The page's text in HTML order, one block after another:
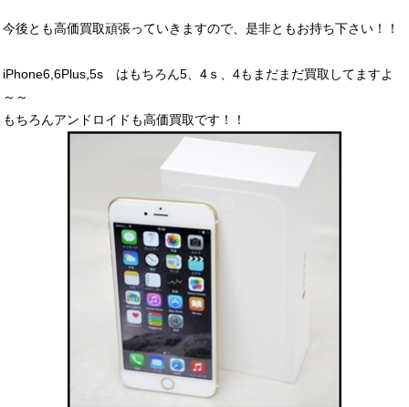
今後とも高価買取頑張っていきますので、是非ともお持ち下さい！！
iPhone6,6Plus,5s はもちろん5、4ｓ、4もまだまだ買取してますよ
～～
もちろんアンドロイドも高価買取です！！